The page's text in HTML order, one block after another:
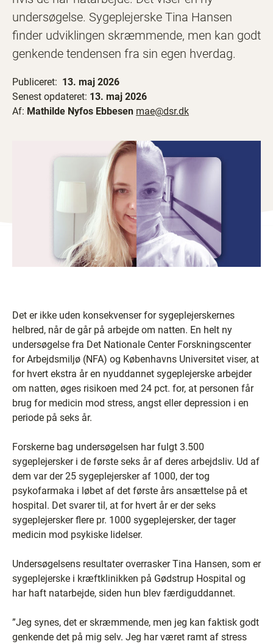
undersøgelse. Sygeplejerske Tina Hansen
finder udviklingen skræmmende, men kan godt
genkende tendensen fra sin egen hverdag.
Publiceret: 13. maj 2026
Senest opdateret: 13. maj 2026
Af: Mathilde Nyfos Ebbesen mae@dsr.dk
Det er ikke uden konsekvenser for sygeplejerskernes
helbred, når de går på arbejde om natten. En helt ny
undersøgelse fra Det Nationale Center Forskningscenter
for Arbejdsmiljø (NFA) og Københavns Universitet viser, at
for hvert ekstra år en nyuddannet sygeplejerske arbejder
om natten, øges risikoen med 24 pct. for, at personen får
brug for medicin mod stress, angst eller depression i en
periode på seks år.
Forskerne bag undersøgelsen har fulgt 3.500
sygeplejersker i de første seks år af deres arbejdsliv. Ud af
dem var der 25 sygeplejersker af 1000, der tog
psykofarmaka i løbet af det første års ansættelse på et
hospital. Det svarer til, at for hvert år er der seks
sygeplejersker flere pr. 1000 sygeplejersker, der tager
medicin mod psykiske lidelser.
Undersøgelsens resultater overrasker Tina Hansen, som er
sygeplejerske i kræftklinikken på Gødstrup Hospital og
har haft natarbejde, siden hun blev færdiguddannet.
”Jeg synes, det er skræmmende, men jeg kan faktisk godt
genkende det på mig selv. Jeg har været ramt af stress